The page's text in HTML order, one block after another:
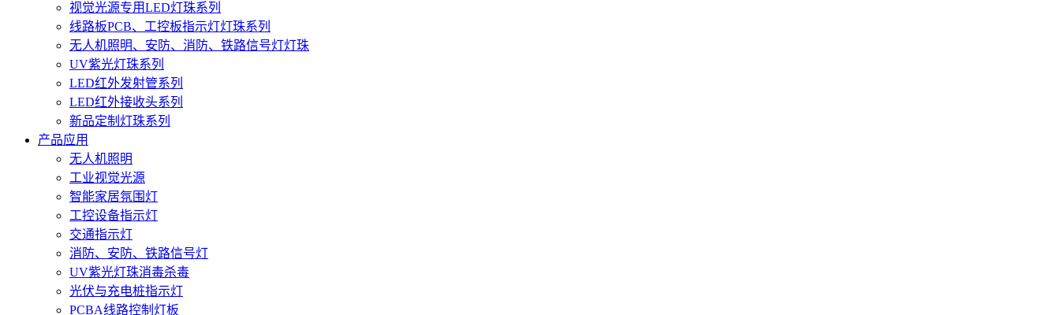
视觉光源专用LED灯珠系列
线路板PCB、工控板指示灯灯珠系列
无人机照明、安防、消防、铁路信号灯灯珠
UV紫光灯珠系列
LED红外发射管系列
LED红外接收头系列
新品定制灯珠系列
产品应用
无人机照明
工业视觉光源
智能家居氛围灯
工控设备指示灯
交通指示灯
消防、安防、铁路信号灯
UV紫光灯珠消毒杀毒
光伏与充电桩指示灯
PCBA线路控制灯板